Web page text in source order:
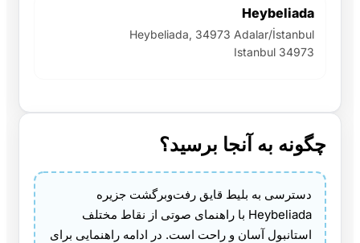
Heybeliada
Heybeliada, 34973 Adalar/İstanbul
Istanbul 34973
چگونه به آنجا برسید؟
دسترسی به بلیط قایق رفت‌وبرگشت جزیره
Heybeliada با راهنمای صوتی از نقاط مختلف
استانبول آسان و راحت است. در ادامه راهنمایی برای